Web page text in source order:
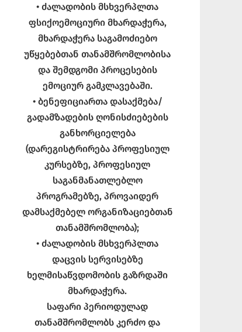
• ძალადობის მსხვერპლთა
ფსიქოემოციური მხარდაჭერა,
მხარდაჭერა საგამოძიებო
უწყებებთან თანამშრომლობისა
და შემდგომი პროცესების
ემოციურ გამკლავებაში.
• ბენეფიციართა დასაქმება/
გადამზადების ღონისძიებების
განხორციელება
(დარეგისტრირება პროფესიულ
კურსებზე, პროფესიულ
საგანმანათლებლო
პროგრამებზე, პროვაიდერ
დამსაქმებელ ორგანიზაციებთან
თანამშრომლობა);
• ძალადობის მსხვერპლთა
დაცვის სერვისებზე
ხელმისაწვდომობის გაზრდაში
მხარდაჭერა.
საფარი პერიოდულად
თანამშრომლობს კერძო და